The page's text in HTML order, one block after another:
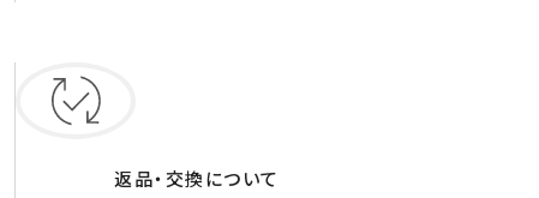
返品・交換について